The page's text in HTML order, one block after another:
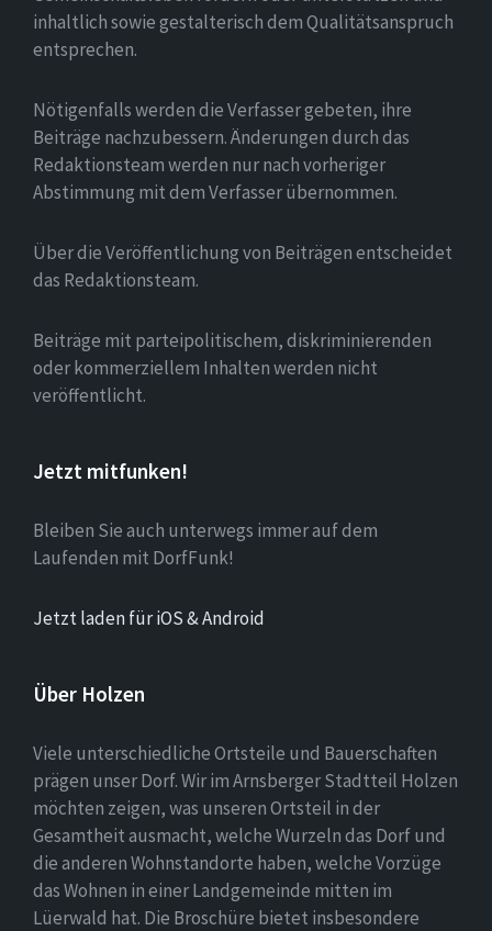
inhaltlich sowie gestalterisch dem Qualitätsanspruch
entsprechen.
Nötigenfalls werden die Verfasser gebeten, ihre
Beiträge nachzubessern. Änderungen durch das
Redaktionsteam werden nur nach vorheriger
Abstimmung mit dem Verfasser übernommen.
Über die Veröffentlichung von Beiträgen entscheidet
das Redaktionsteam.
Beiträge mit parteipolitischem, diskriminierenden
oder kommerziellem Inhalten werden nicht
veröffentlicht.
Jetzt mitfunken!
Bleiben Sie auch unterwegs immer auf dem
Laufenden mit DorfFunk!
Jetzt laden für iOS & Android
Über Holzen
Viele unterschiedliche Ortsteile und Bauerschaften
prägen unser Dorf. Wir im Arnsberger Stadtteil Holzen
möchten zeigen, was unseren Ortsteil in der
Gesamtheit ausmacht, welche Wurzeln das Dorf und
die anderen Wohnstandorte haben, welche Vorzüge
das Wohnen in einer Landgemeinde mitten im
Lüerwald hat. Die Broschüre bietet insbesondere